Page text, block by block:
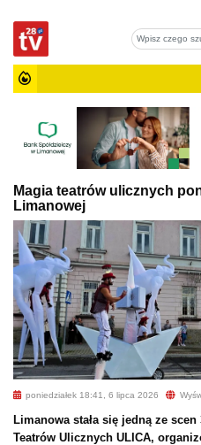
Magia teatrów ulicznych
Limanowej
poniedziałek 18:41, 6 lipca 2026
Limanowa stała się jedną ze
Teatrów Ulicznych ULICA,